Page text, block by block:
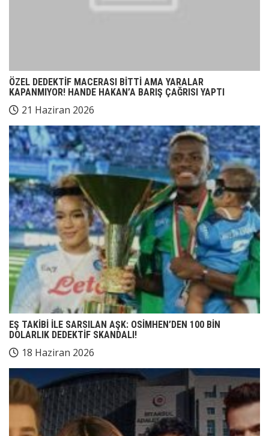
ÖZEL DEDEKTİF MACERASI BİTTİ AMA YARALAR
KAPANMIYOR! HANDE HAKAN’A BARIŞ ÇAĞRISI YAPTI
21 Haziran 2026
EŞ TAKİBİ İLE SARSILAN AŞK: OSİMHEN’DEN 100 BİN
DOLARLIK DEDEKTİF SKANDALI!
18 Haziran 2026